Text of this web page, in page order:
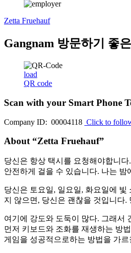
Zetta Fruehauf
Gangnam 방문하기 좋
load
QR code
Scan with your Smart Phone
Company ID: 00004118 Click to
About “Zetta Fruehauf”
당신은 항상 택시를 요청해야합니
안전하게 걸을 수 있습니다. 나는 밤
당신은 토요일, 일요일, 화요일에
지 않으면, 당신은 괜찮을 것입니다
여기에 강도와 도둑이 많다. 그래서
먼저 키보드와 조화를 재생하는 방
게임을 성공적으로하는 방법을 가르